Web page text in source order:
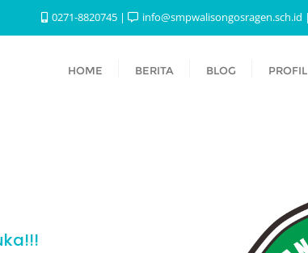
0271-8820745 info@smpwalisongosragen.sch.id
HOME BERITA BLOG PROFIL